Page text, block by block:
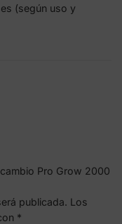
(según uso y
Pro Grow 2000
publicada. Los
*